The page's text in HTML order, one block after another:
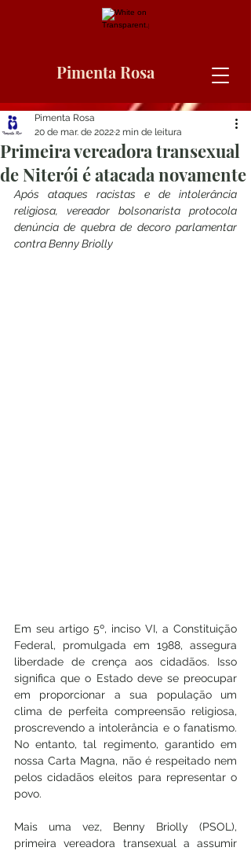
Pimenta Rosa
Primeira vereadora transexual
de Niterói é atacada novamente
Pimenta Rosa
20 de mar. de 20222 min de leitura
Após ataques racistas e de intolerância
religiosa, vereador bolsonarista protocola
denúncia de quebra de decoro parlamentar
contra Benny Briolly
Em seu artigo 5º, inciso VI, a Constituição
Federal, promulgada em 1988, assegura
liberdade de crença aos cidadãos. Isso
significa que o Estado deve se preocupar
em proporcionar a sua população um
clima de perfeita compreensão religiosa,
proscrevendo a intolerância e o fanatismo.
No entanto, tal regimento, garantido em
nossa Carta Magna, não é respeitado nem
pelos cidadãos eleitos para representar o
povo.
Mais uma vez, Benny Briolly (PSOL),
primeira vereadora transexual a assumir